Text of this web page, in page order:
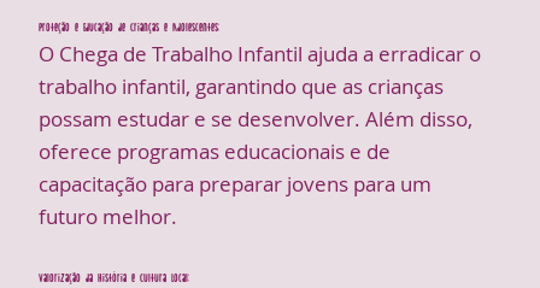
Proteção e Educação de Crianças e Adolescentes:
O Chega de Trabalho Infantil ajuda a erradicar o
trabalho infantil, garantindo que as crianças
possam estudar e se desenvolver. Além disso,
oferece programas educacionais e de
capacitação para preparar jovens para um
futuro melhor.
Valorização da História e Cultura Local: